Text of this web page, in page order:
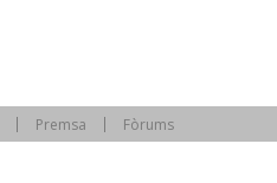
Premsa Fòrums